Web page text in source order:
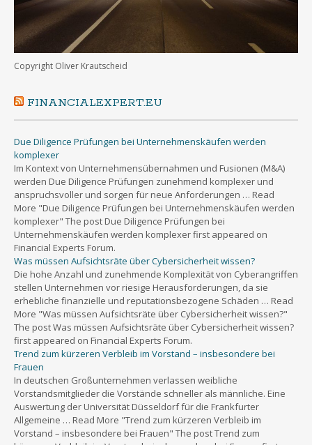
Copyright Oliver Krautscheid
FINANCIALEXPERT.EU
Due Diligence Prüfungen bei Unternehmenskäufen werden
komplexer
Im Kontext von Unternehmensübernahmen und Fusionen (M&A)
werden Due Diligence Prüfungen zunehmend komplexer und
anspruchsvoller und sorgen für neue Anforderungen … Read
More "Due Diligence Prüfungen bei Unternehmenskäufen werden
komplexer" The post Due Diligence Prüfungen bei
Unternehmenskäufen werden komplexer first appeared on
Financial Experts Forum.
Was müssen Aufsichtsräte über Cybersicherheit wissen?
Die hohe Anzahl und zunehmende Komplexität von Cyberangriffen
stellen Unternehmen vor riesige Herausforderungen, da sie
erhebliche finanzielle und reputationsbezogene Schäden … Read
More "Was müssen Aufsichtsräte über Cybersicherheit wissen?"
The post Was müssen Aufsichtsräte über Cybersicherheit wissen?
first appeared on Financial Experts Forum.
Trend zum kürzeren Verbleib im Vorstand – insbesondere bei
Frauen
In deutschen Großunternehmen verlassen weibliche
Vorstandsmitglieder die Vorstände schneller als männliche. Eine
Auswertung der Universität Düsseldorf für die Frankfurter
Allgemeine … Read More "Trend zum kürzeren Verbleib im
Vorstand – insbesondere bei Frauen" The post Trend zum